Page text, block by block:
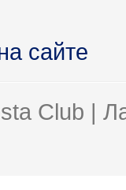
сайте
Club |